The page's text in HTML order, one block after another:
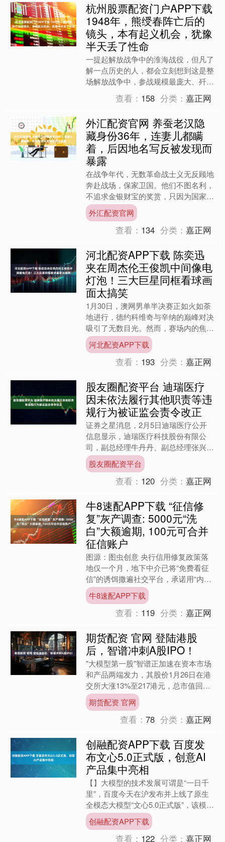
杭州股票配资门户APP下载
1948年，熊绶春阵亡后的
镜头，本有起义机会，犹豫
半天丢了性命
一提起解放战争中的淮海战役，但凡了
解一点历史的人，都会立刻想到这是整
场解放战争中，参战规模最庞大、歼灭
敌人数量最多、对战局影响最深远的战
略大决战。在这场持续两个....
查看： 158 分类：嘉正网
外汇配资官网 养蚕老汉隐
藏身份36年，连妻儿都瞒
着，后因地名写反被发现而
暴露
在战争年代，无数革命战士义无反顾地
奔赴战场，保家卫国。他们不图名利，
不追求金银财宝的奖赏，只因为国家有
难，他们便贡献出自己最真诚的一份力
量。 展开剩余60% 档....
外汇配资官网
查看： 134 分类：嘉正网
河北配资APP下载 陈奕迅
夹在周杰伦王俊凯中间像电
灯泡！三大巨星同框看球画
面太搞笑
1月30日，澳网男单半决赛正如火如荼
地进行，德约科维奇与辛纳的巅峰对决
吸引了无数目光。然而，赛场内的焦点
却在一瞬间转移到观众席，央视镜头精
准地捕捉到了一幅让所有....
河北配资APP下载
查看： 193 分类：嘉正网
股友圈配资平台 迪瑞医疗
因未依法履行其他职责等违
规行为被证监会责令改正
证券之星消息，2月5日迪瑞医疗公开
信息显示，迪瑞医疗科技股份有限公
司，副总经理牛丹丹、副总经理张兴
艳、王学敏因未依法履行其他职责,信
息披露违规被中国证券监督管理....
股友圈配资平台
查看： 120 分类：嘉正网
牛8速配APP下载 “征信修
复”灰产调查: 5000元“洗
白”大额逾期, 100元可合并
征信账户
图源：图虫创意 央行信用修复政策落
地仅一个月，地下中介已将“免费看征
信”的诱饵撒遍社交平台，承诺用“内部
关系”和伪造材料抹除大额逾期记录。
2026年1月1日，....
牛8速配APP下载
查看： 119 分类：嘉正网
期货配资 官网 登陆港股
后，智谱冲刺A股IPO！
"大模型第一股"智谱正加速在资本市场
和产品两端发力，其股价1月26日在港
交所大涨13%至217港元，总市值回升
至955亿港元。 推动股价走强的催....
期货配资 官网
查看：78 分类：嘉正网
创融配资APP下载 百度发
布文心5.0正式版，创意AI
产品集中亮相
【】大模型的技术发展可谓是“一日千
里”，百度今天在沪发布并上线了原生
全模态大模型“文心5.0正式版”，该模型
参数....
创融配资APP下载
查看： 122 分类：嘉正网